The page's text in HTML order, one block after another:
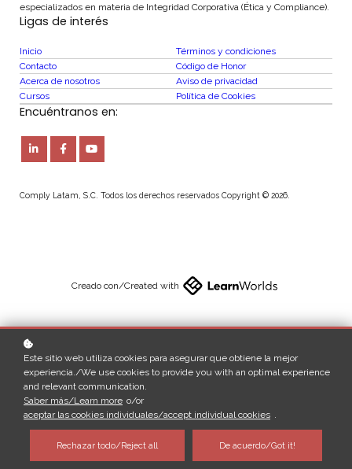
especializados en materia de Integridad Corporativa (Ética y Compliance).
Ligas de interés
Inicio
Términos y condiciones
Contacto
Código de Honor
Acerca de nosotros
Aviso de privacidad
Cursos
Política de Cookies
Encuéntranos en:
Comply Latam, S.C. Todos los derechos reservados Copyright © 2026.
Creado con/Created with
Este sitio web utiliza cookies para asegurar que obtiene la mejor
experiencia./We use cookies to provide you with an optimal experience
and relevant communication.
Saber más/Learn more o/or
aceptar las cookies individuales/accept individual cookies .
Rechazar todo/Reject all De acuerdo/Got it!